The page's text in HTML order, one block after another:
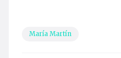
María Martín